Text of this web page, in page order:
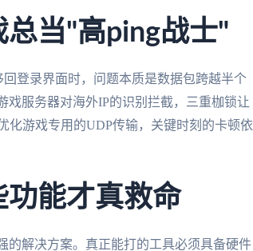
当"高ping战士"
登录界面时，问题本质是数据包跨越半个
服务器对海外IP的识别拦截，三重枷锁让
化游戏专用的UDP传输，关键时刻的卡顿依
能才真救命
的解决方案。真正能打的工具必须具备硬件